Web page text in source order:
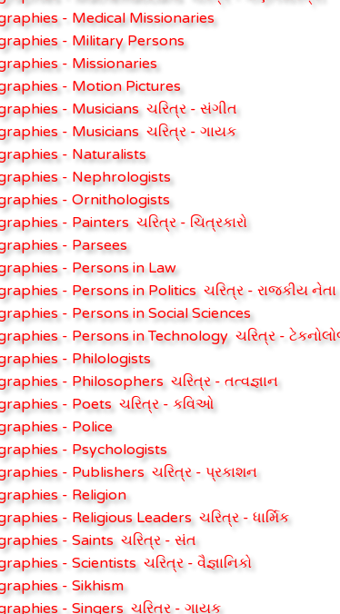
- Medical Missionaries
- Military Persons
- Missionaries
- Motion Pictures
- Musicians ચરિત્ર - સંગીત
- Musicians ચરિત્ર - ગાયક
- Naturalists
- Nephrologists
- Ornithologists
- Painters ચરિત્ર - ચિત્રકારો
- Parsees
- Persons in Law
- Persons in Politics ચરિત્ર - રાજકીય નેતા
- Persons in Social Sciences
- Persons in Technology ચરિત્ર -
- Philologists
- Philosophers ચરિત્ર - તત્વજ્ઞાન
- Poets ચરિત્ર - કવિઓ
- Police
- Psychologists
- Publishers ચરિત્ર - પ્રકાશન
- Religion
- Religious Leaders ચરિત્ર - ધાર્મિક
- Saints ચરિત્ર - સંત
- Scientists ચરિત્ર - વૈજ્ઞાનિકો
- Sikhism
- Singers ચરિત્ર - ગાયક